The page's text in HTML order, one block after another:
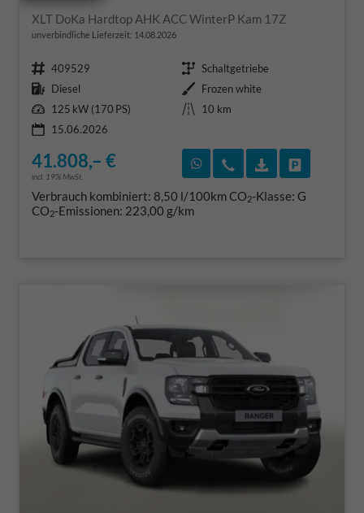
XLT DoKa Hardtop AHK ACC WinterP Kam 17Z
unverbindliche Lieferzeit: 14.08.2026
Fahrzeugnr. 409529 Getriebe Schaltgetriebe
Kraftstoff Diesel Außenfarbe Frozen white
Leistung 125 kW (170 PS) Kilometerstand
10 km
15.06.2026
41.808,– €
incl. 19% MwSt.
Rückruf vereinbaren
Wir rufen Sie an
Verbrauch kombiniert: 8,50 l/100kmCO2-Klasse: G
CO2-Emissionen: 223,00 g/km